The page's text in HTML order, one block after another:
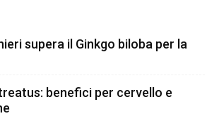
supera il Ginkgo biloba per la
benefici per cervello e